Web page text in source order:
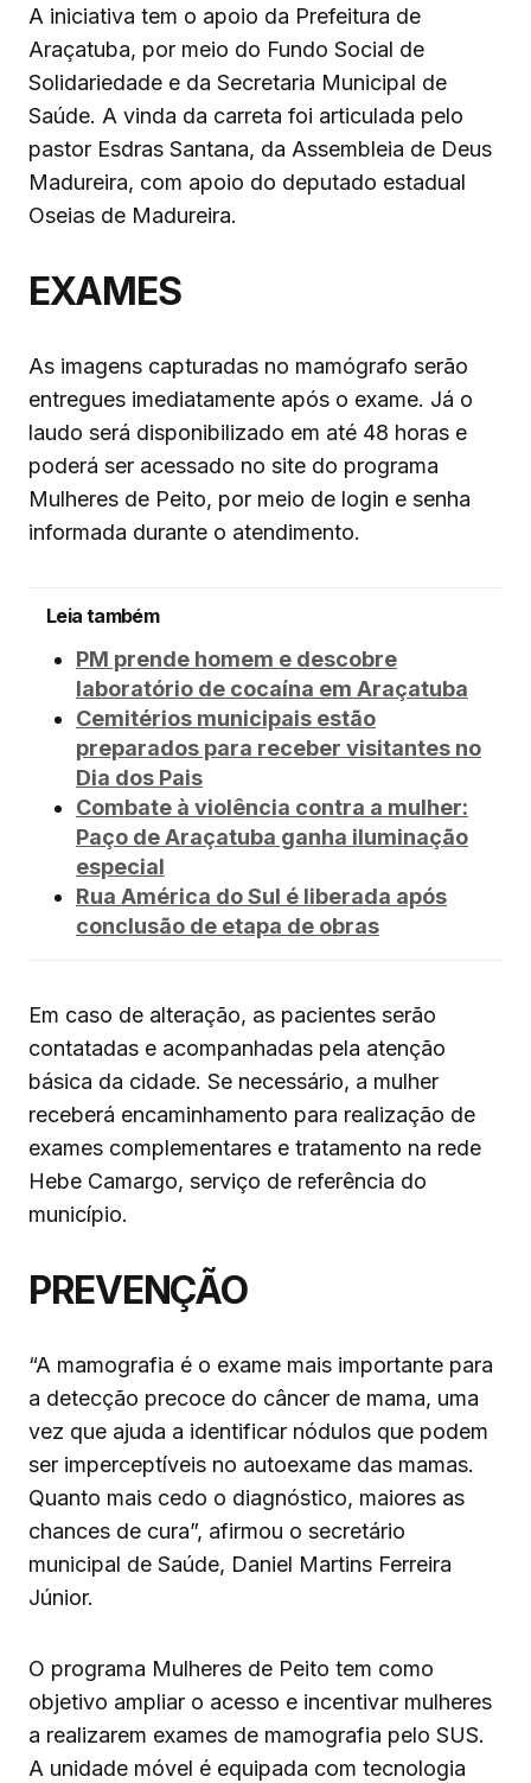
A iniciativa tem o apoio da Prefeitura de
Araçatuba, por meio do Fundo Social de
Solidariedade e da Secretaria Municipal de
Saúde. A vinda da carreta foi articulada pelo
pastor Esdras Santana, da Assembleia de Deus
Madureira, com apoio do deputado estadual
Oseias de Madureira.
EXAMES
As imagens capturadas no mamógrafo serão
entregues imediatamente após o exame. Já o
laudo será disponibilizado em até 48 horas e
poderá ser acessado no site do programa
Mulheres de Peito, por meio de login e senha
informada durante o atendimento.
Leia também
PM prende homem e descobre
laboratório de cocaína em Araçatuba
Cemitérios municipais estão
preparados para receber visitantes no
Dia dos Pais
Combate à violência contra a mulher:
Paço de Araçatuba ganha iluminação
especial
Rua América do Sul é liberada após
conclusão de etapa de obras
Em caso de alteração, as pacientes serão
contatadas e acompanhadas pela atenção
básica da cidade. Se necessário, a mulher
receberá encaminhamento para realização de
exames complementares e tratamento na rede
Hebe Camargo, serviço de referência do
município.
PREVENÇÃO
“A mamografia é o exame mais importante para
a detecção precoce do câncer de mama, uma
vez que ajuda a identificar nódulos que podem
ser imperceptíveis no autoexame das mamas.
Quanto mais cedo o diagnóstico, maiores as
chances de cura”, afirmou o secretário
municipal de Saúde, Daniel Martins Ferreira
Júnior.
O programa Mulheres de Peito tem como
objetivo ampliar o acesso e incentivar mulheres
a realizarem exames de mamografia pelo SUS.
A unidade móvel é equipada com tecnologia